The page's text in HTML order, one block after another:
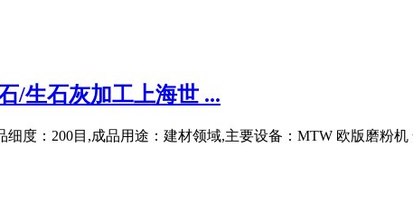
/生石灰加工上海世 ...
细度：200目,成品用途：建材领域,主要设备：MTW 欧版磨粉